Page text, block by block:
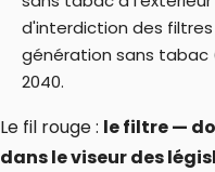
d'interdiction des
génération sans tabac
2040.
Le fil rouge : le filtre —
dans le viseur des